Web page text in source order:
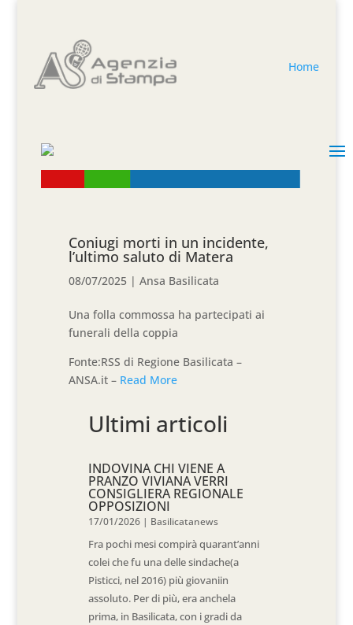
Home
Coniugi morti in un incidente,
l’ultimo saluto di Matera
08/07/2025 |Ansa Basilicata
Una folla commossa ha partecipati ai
funerali della coppia
Fonte:RSS di Regione Basilicata –
ANSA.it – Read More
Ultimi articoli
INDOVINA CHI VIENE A
PRANZO VIVIANA VERRI
CONSIGLIERA REGIONALE
OPPOSIZIONI
17/01/2026 | Basilicatanews
Fra pochi mesi compirà quarant’anni
colei che fu una delle sindache(a
Pisticci, nel 2016) più giovaniin
assoluto. Per di più, era anchela
prima, in Basilicata, con i gradi da